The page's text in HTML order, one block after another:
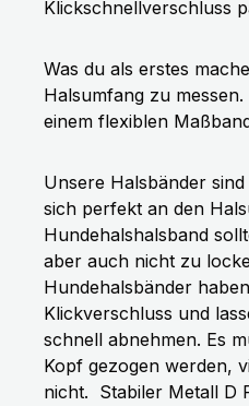
Klickschnellverschluss
Was du als erstes
Halsumfang zu
einem flexiblen
Unsere Halsbänder
sich perfekt an den
Hundehalshalsband
aber auch nicht zu
Hundehalsbänder
Klickverschluss und
schnell abnehmen. Es
Kopf gezogen werden,
nicht. Stabiler Metall D